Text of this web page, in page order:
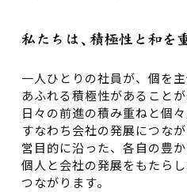
一人ひとりの社員が、個を
あふれる積極性があること
日々の前進の積み重ねと個
すなわち会社の発展につな
営目的に沿った、各自の豊
個人と会社の発展をもたら
つながります。